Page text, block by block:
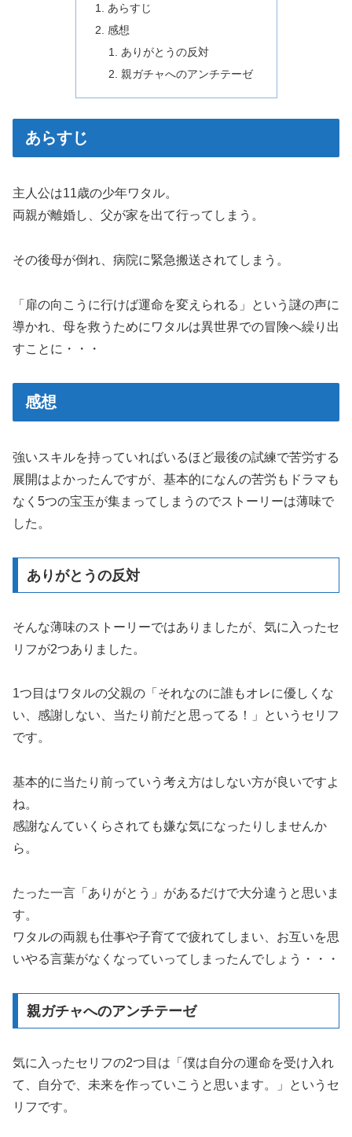
あらすじ
感想
ありがとうの反対
親ガチャへのアンチテーゼ
あらすじ
主人公は11歳の少年ワタル。
両親が離婚し、父が家を出て行ってしまう。
その後母が倒れ、病院に緊急搬送されてしまう。
「扉の向こうに行けば運命を変えられる」という謎の声に
導かれ、母を救うためにワタルは異世界での冒険へ繰り出
すことに・・・
感想
強いスキルを持っていればいるほど最後の試練で苦労する
展開はよかったんですが、基本的になんの苦労もドラマも
なく5つの宝玉が集まってしまうのでストーリーは薄味で
した。
ありがとうの反対
そんな薄味のストーリーではありましたが、気に入ったセ
リフが2つありました。
1つ目はワタルの父親の「それなのに誰もオレに優しくな
い、感謝しない、当たり前だと思ってる！」というセリフ
です。
基本的に当たり前っていう考え方はしない方が良いですよ
ね。
感謝なんていくらされても嫌な気になったりしませんか
ら。
たった一言「ありがとう」があるだけで大分違うと思いま
す。
ワタルの両親も仕事や子育てで疲れてしまい、お互いを思
いやる言葉がなくなっていってしまったんでしょう・・・
親ガチャへのアンチテーゼ
気に入ったセリフの2つ目は「僕は自分の運命を受け入れ
て、自分で、未来を作っていこうと思います。」というセ
リフです。